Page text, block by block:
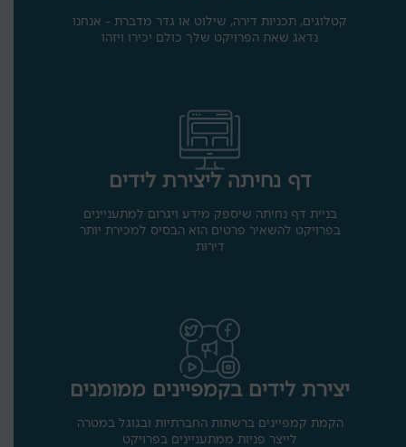
קטלוגים, תכניות דירה, שילוט או גדר מדברת - אנחנו
נדאג שאת הפרויקט שלך כולם יכירו ויזהו
דף נחיתה ליצירת לידים
בניית דף נחיתה שיספק מידע ויגרום למתעניינים
בפרויקט להשאיר פרטים הוא הבסיס למכירת יותר
דירות
יצירת לידים בקמפיינים ממומנים
הקמת קמפיינים ברשתות החברתיות ובגוגל במטרה
לייצר פניות ממתעניינים בפרויקט